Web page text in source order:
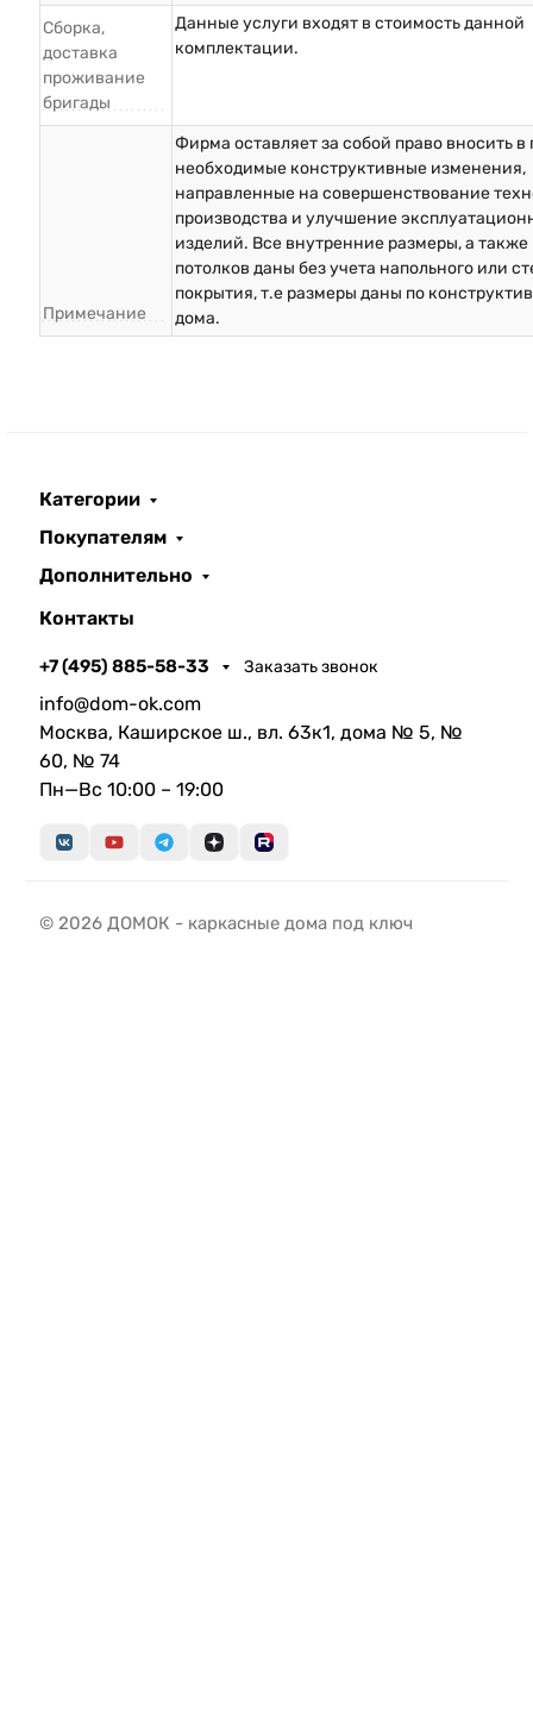
Сборка,
доставка
проживание
бригады
Данные услуги входят в стоимость данной
комплектации.
Примечание
Фирма оставляет за собой право вносить в
необходимые конструктивные изменения,
направленные на совершенствование
производства и улучшение
изделий. Все внутренние размеры, а также
потолков даны без учета напольного или
покрытия, т.е размеры даны по
дома.
Категории
Покупателям
Дополнительно
Контакты
+7 (495) 885-58-33 Заказать звонок
info@dom-ok.com
Москва, Каширское ш., вл. 63к1, дома № 5, №
60, № 74
Пн—Вс 10:00 – 19:00
© 2026 ДОМОК - каркасные дома под ключ